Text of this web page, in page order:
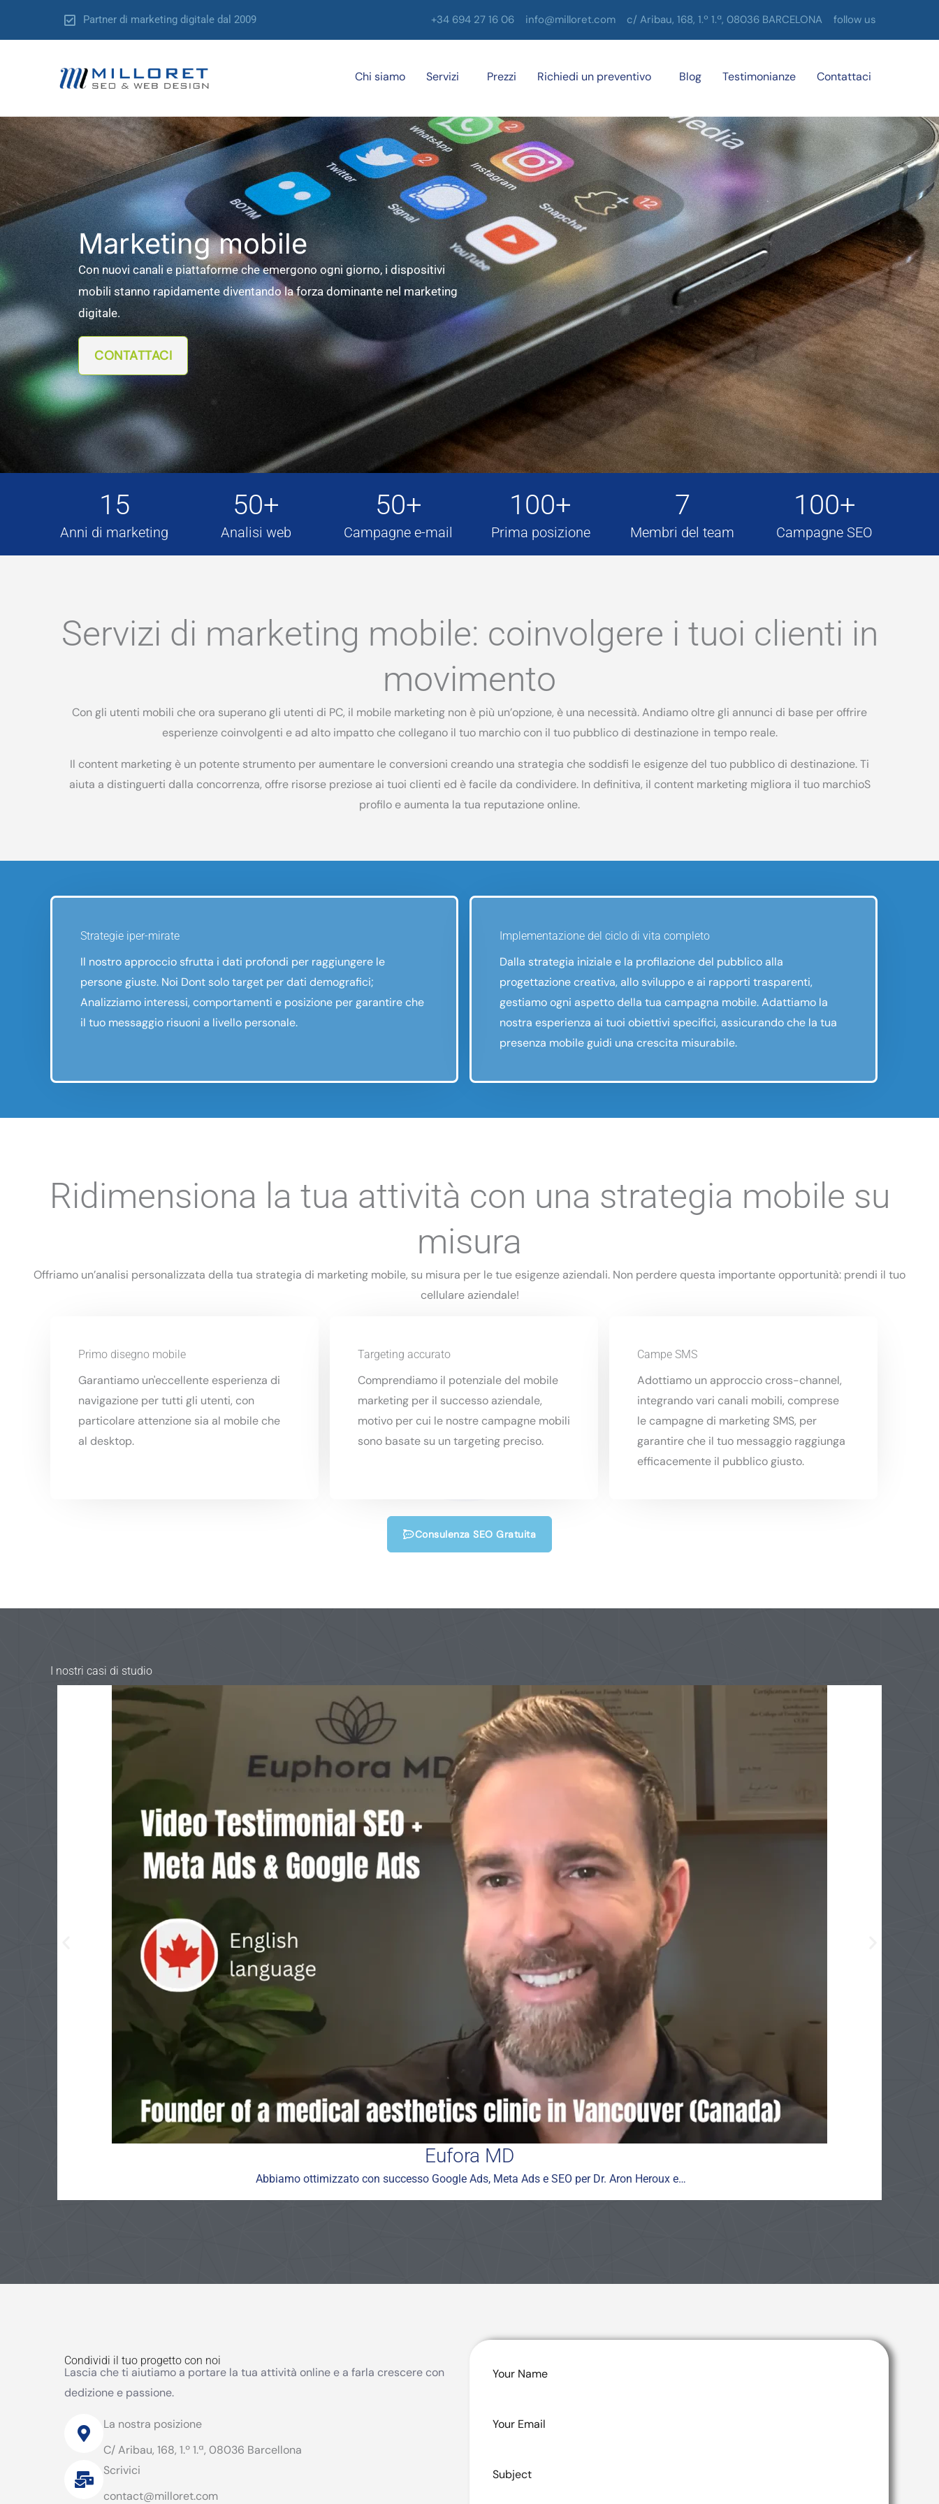
Partner di marketing digitale dal 2009 +34 694 27 16 06 info@milloret.com c/ Aribau, 168, 1.º 1.ª, 08036 BARCELONA follow us
Chi siamo Servizi Prezzi Richiedi un preventivo Blog Testimonianze Contattaci
Marketing mobile
Con nuovi canali e piattaforme che emergono ogni giorno, i dispositivi
mobili stanno rapidamente diventando la forza dominante nel marketing
digitale.
CONTATTACI
15
Anni di marketing
50+
Analisi web
50+
Campagne e-mail
100+
Prima posizione
7
Membri del team
100+
Campagne SEO
Servizi di marketing mobile: coinvolgere i tuoi clienti in
movimento
Con gli utenti mobili che ora superano gli utenti di PC, il mobile marketing non è più un’opzione, è una necessità. Andiamo oltre gli annunci di base per offrire
esperienze coinvolgenti e ad alto impatto che collegano il tuo marchio con il tuo pubblico di destinazione in tempo reale.
Il content marketing è un potente strumento per aumentare le conversioni creando una strategia che soddisfi le esigenze del tuo pubblico di destinazione. Ti
aiuta a distinguerti dalla concorrenza, offre risorse preziose ai tuoi clienti ed è facile da condividere. In definitiva, il content marketing migliora il tuo marchioS
profilo e aumenta la tua reputazione online.
Strategie iper-mirate
Il nostro approccio sfrutta i dati profondi per raggiungere le
persone giuste. Noi Dont solo target per dati demografici;
Analizziamo interessi, comportamenti e posizione per garantire che
il tuo messaggio risuoni a livello personale.
Implementazione del ciclo di vita completo
Dalla strategia iniziale e la profilazione del pubblico alla
progettazione creativa, allo sviluppo e ai rapporti trasparenti,
gestiamo ogni aspetto della tua campagna mobile. Adattiamo la
nostra esperienza ai tuoi obiettivi specifici, assicurando che la tua
presenza mobile guidi una crescita misurabile.
Ridimensiona la tua attività con una strategia mobile su
misura
Offriamo un’analisi personalizzata della tua strategia di marketing mobile, su misura per le tue esigenze aziendali. Non perdere questa importante opportunità: prendi il tuo
cellulare aziendale!
Primo disegno mobile
Garantiamo un'eccellente esperienza di
navigazione per tutti gli utenti, con
particolare attenzione sia al mobile che
al desktop.
Targeting accurato
Comprendiamo il potenziale del mobile
marketing per il successo aziendale,
motivo per cui le nostre campagne mobili
sono basate su un targeting preciso.
Campe SMS
Adottiamo un approccio cross-channel,
integrando vari canali mobili, comprese
le campagne di marketing SMS, per
garantire che il tuo messaggio raggiunga
efficacemente il pubblico giusto.
Consulenza SEO Gratuita
I nostri casi di studio
Eufora MD
Abbiamo ottimizzato con successo Google Ads, Meta Ads e SEO per Dr. Aron Heroux e…
Condividi il tuo progetto con noi
Lascia che ti aiutiamo a portare la tua attività online e a farla crescere con
dedizione e passione.
La nostra posizione
C/ Aribau, 168, 1.º 1.ª, 08036 Barcellona
Scrivici
contact@milloret.com